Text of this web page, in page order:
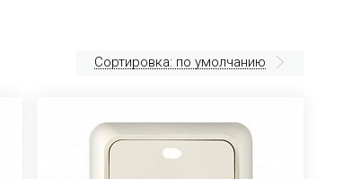
Сортировка: по умолчанию